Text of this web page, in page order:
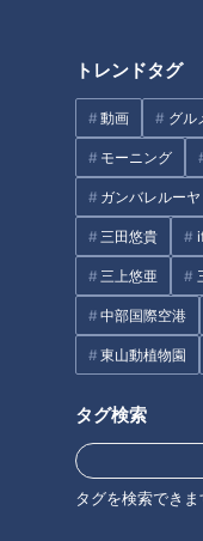
トレンドタグ
動画 グル
モーニング
ガンバレルーヤ
三田悠貴
三上悠亜
中部国際空港
東山動植物園
タグ検索
タグを検索できま
2023年2月2日放送
超ユニーク！“ゆうび
く賞”を受賞した「回
ちょ金箱」とは？小
象の貯金箱コンクー
チャント！
くらしニュース
2023/02/
チャント！